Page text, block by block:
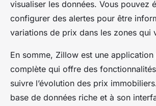
visualiser les données. Vous pouvez
configurer des alertes pour être
variations de prix dans les zones qui
En somme, Zillow est une application
complète qui offre des
suivre l’évolution des prix
base de données riche et à son